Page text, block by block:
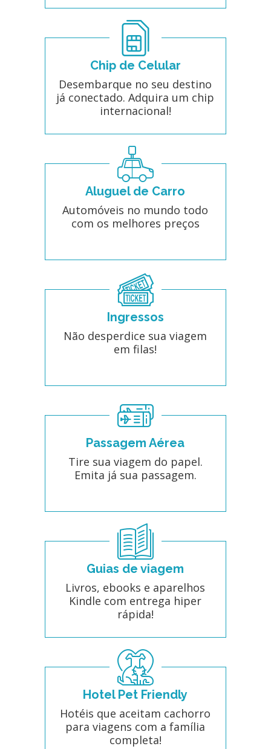
Chip de Celular
Desembarque no seu destino
já conectado. Adquira um chip
internacional!
Aluguel de Carro
Automóveis no mundo todo
com os melhores preços
Ingressos
Não desperdice sua viagem
em filas!
Passagem Aérea
Tire sua viagem do papel.
Emita já sua passagem.
Guias de viagem
Livros, ebooks e aparelhos
Kindle com entrega hiper
rápida!
Hotel Pet Friendly
Hotéis que aceitam cachorro
para viagens com a família
completa!